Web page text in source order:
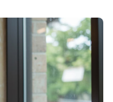
Award 8期連
実績